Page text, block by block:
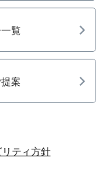
覧
案
ティ方針